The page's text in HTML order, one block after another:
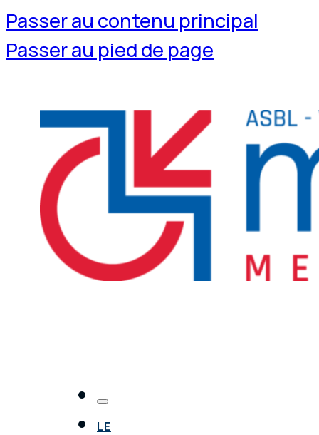
Passer au contenu principal
Passer au pied de page
LE